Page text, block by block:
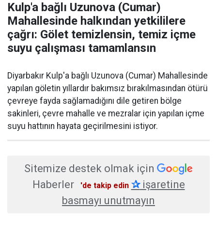
Kulp'a bağlı Uzunova (Cumar)
Mahallesinde halkından yetkililere
çağrı: Gölet temizlensin, temiz içme
suyu çalışması tamamlansın
Diyarbakır Kulp'a bağlı Uzunova (Cumar) Mahallesinde
yapılan göletin yıllardır bakımsız bırakılmasından ötürü
çevreye fayda sağlamadığını dile getiren bölge
sakinleri, çevre mahalle ve mezralar için yapılan içme
suyu hattının hayata geçirilmesini istiyor.
Sitemize destek olmak için
Haberler
'de takip edin ✰işaretine
basmayı unutmayın